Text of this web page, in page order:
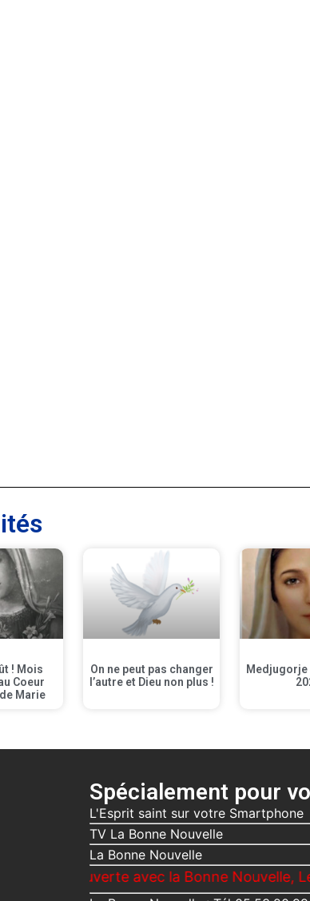
! Mois
Coeur
Marie
On ne peut pas changer
l’autre et Dieu non plus !
Medjugorje
Spécialement pour
L'Esprit saint sur votre Smartphone
TV La Bonne Nouvelle
La Bonne Nouvelle
découverte avec la Bonne Nouvelle, Le